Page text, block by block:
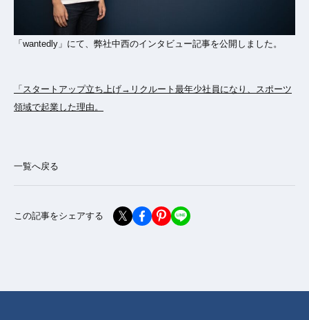
「wantedly」にて、弊社中西のインタビュー記事を公開しました。
「スタートアップ立ち上げ→リクルート最年少社員になり、スポーツ
領域で起業した理由。
一覧へ戻る
この記事をシェアする